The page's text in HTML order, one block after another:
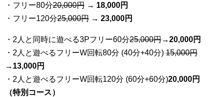
・フリー80分20,000円 → 18,000円
・フリー120分25,000円 → 23,000円
・2人と同時に遊べる3Pフリー60分25,000円→20,000円
・2人と遊べるフリーW回転80分 (40分+40分) 15,000円
→ 13,000円
・2人と遊べるフリーW回転120分 (60分+60分)20,000円
（特別コース）